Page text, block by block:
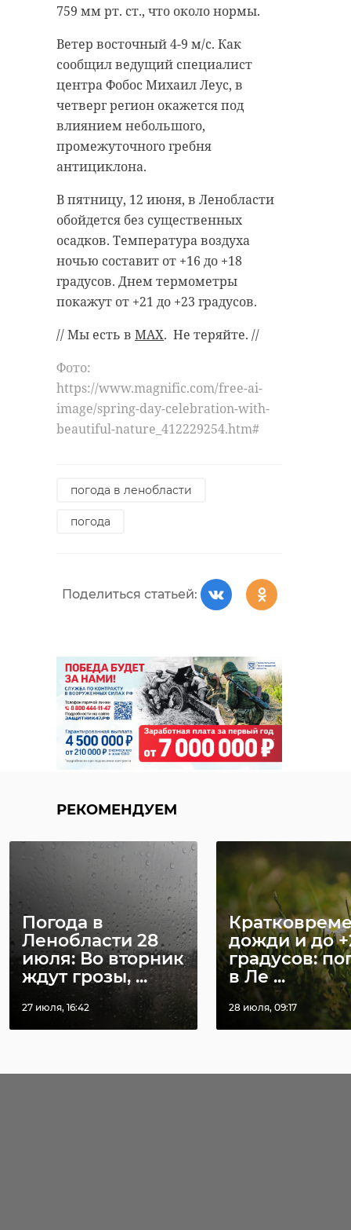
759 мм рт. ст., что около нормы.
Ветер восточный 4-9 м/с. Как
сообщил ведущий специалист
центра Фобос Михаил Леус, в
четверг регион окажется под
влиянием небольшого,
промежуточного гребня
антициклона.
В пятницу, 12 июня, в Ленобласти
обойдется без существенных
осадков. Температура воздуха
ночью составит от +16 до +18
градусов. Днем термометры
покажут от +21 до +23 градусов.
// Мы есть в MAX. Не теряйте. //
Фото:
https://www.magnific.com/free-ai-
image/spring-day-celebration-with-
beautiful-nature_412229254.htm#
погода в ленобласти
погода
Поделиться статьей:
РЕКОМЕНДУЕМ
Погода в
Ленобласти 28
июля: Во вторник
ждут грозы, ...
27 июля, 16:42
дожди и до
градусов:
в Ле ...
28 июля, 09:17